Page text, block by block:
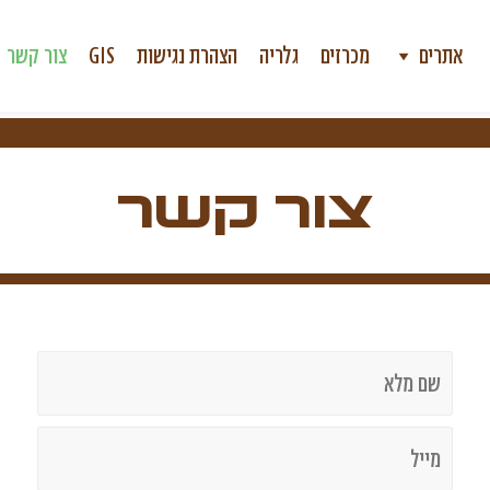
אתרים מכרזים גלריה הצהרת נגישות GIS צור קשר
צור קשר